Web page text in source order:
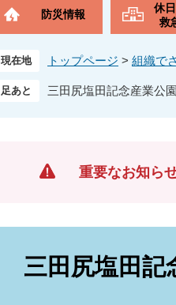
防災情報
休
救
現在地 トップページ > 組織で
三田尻塩田記念産業公
重要なお知ら
三田尻塩田記